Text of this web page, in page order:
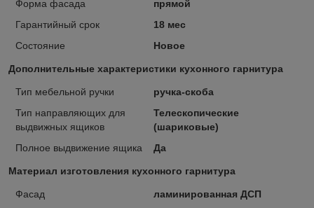
Форма фасада
прямой
Гарантийный срок
18 мес
Состояние
Новое
Дополнительные характеристики кухонного гарнитура
Тип мебельной ручки
ручка-скоба
Тип направляющих для
выдвижных ящиков
Телескопические
(шариковые)
Полное выдвижение ящика
Да
Материал изготовления кухонного гарнитура
Фасад
ламинированная ДСП